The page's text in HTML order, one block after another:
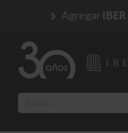
Agregar IBER